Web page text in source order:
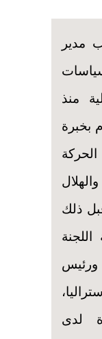
مدير
منذ
بخبرة
الحركة
ذلك
ورئيس
لدى